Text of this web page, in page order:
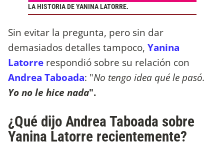
LA HISTORIA DE YANINA LATORRE.
Sin evitar la pregunta, pero sin dar
demasiados detalles tampoco, Yanina
Latorre respondió sobre su relación con
Andrea Taboada: "No tengo idea qué le pasó.
Yo no le hice nada".
¿Qué dijo Andrea Taboada sobre
Yanina Latorre recientemente?